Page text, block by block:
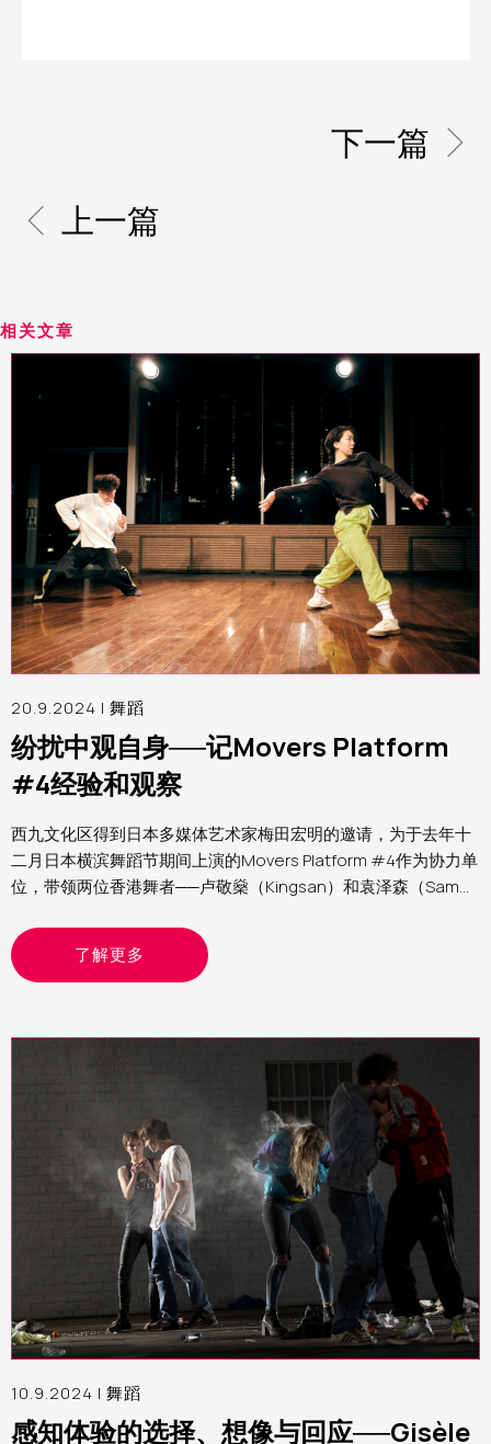
上一篇
下一篇
相关文章
20.9.2024 | 舞蹈
纷扰中观自身──记Movers Platform
#4经验和观察
西九文化区得到日本多媒体艺术家梅田宏明的邀请，为于去年十
二月日本横滨舞蹈节期间上演的Movers Platform #4作为协力单
位，带领两位香港舞者──卢敬燊（Kingsan）和袁泽森（Sam）
制作人（舞蹈）Yvonne，分享这个计划的经验和观察
了解更多
10.9.2024 | 舞蹈
感知体验的选择、想像与回应──Gisèle